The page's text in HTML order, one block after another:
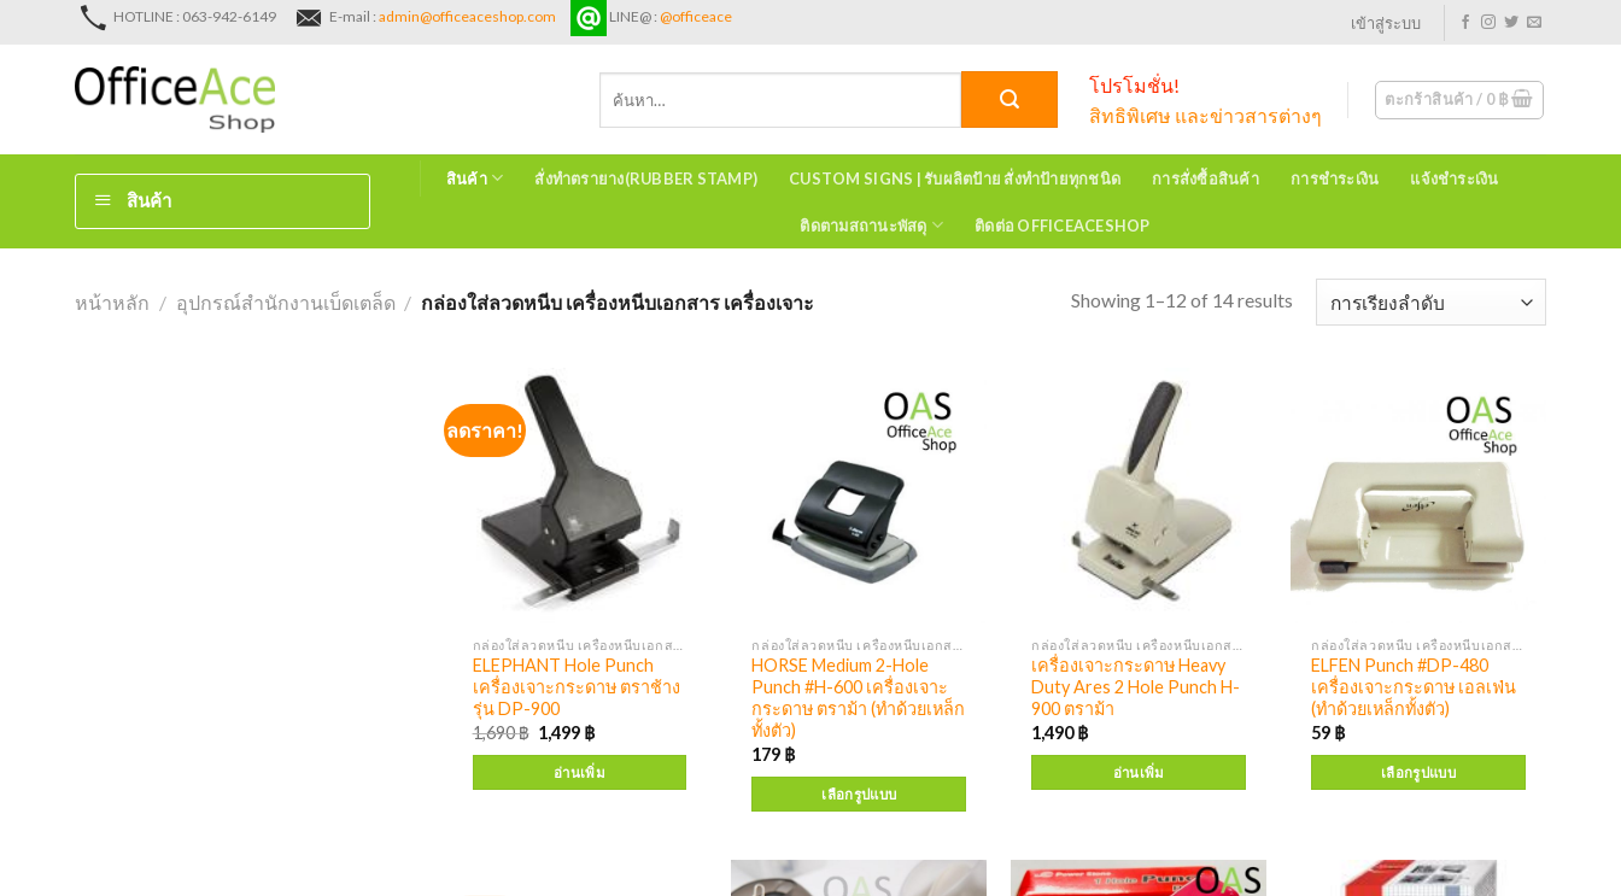
HOTLINE : 063-942-6149 E-mail : admin@officeaceshop.com LINE@ : @officeace เข้าสู่ระบบ
โปรโมชั่น!
สิทธิพิเศษ และข่าวสารต่างๆ
ตะกร้าสินค้า / 0฿
สินค้า
สินค้า สั่งทำตรายาง(RUBBER STAMP) CUSTOM SIGNS | รับผลิตป้าย สั่งทำป้ายทุกชนิด การสั่งซื้อสินค้า การชำระเงิน แจ้งชำระเงิน
ติดตามสถานะพัสดุ ติดต่อ OFFICEACESHOP
หน้าหลัก / อุปกรณ์สำนักงานเบ็ดเตล็ด / กล่องใส่ลวดหนีบ เครื่องหนีบเอกสาร เครื่องเจาะ Showing 1–12 of 14 results
ลดราคา!
ELEPHANT Hole Punch
เครื่องเจาะกระดาษ ตราช้าง
รุ่น DP-900
1,690฿ 1,499 ฿
อ่านเพิ่ม
ELFEN Punch #DP-480
เครื่องเจาะกระดาษ เอลเฟ่น
(ทำด้วยเหล็กทั้งตัว)
59 ฿
เลือกรูปแบบ
HORSE Medium 2-Hole
Punch #H-600 เครื่องเจาะ
กระดาษ ตราม้า (ทำด้วยเหล็ก
ทั้งตัว)
179 ฿
เลือกรูปแบบ
เครื่องเจาะกระดาษ Heavy
Duty Ares 2 Hole Punch H-
900 ตราม้า
1,490฿
อ่านเพิ่ม